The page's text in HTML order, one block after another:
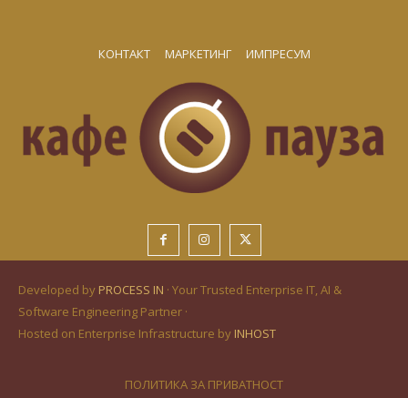
КОНТАКТ МАРКЕТИНГ ИМПРЕСУМ
Developed by PROCESS IN · Your Trusted Enterprise IT, AI &
Software Engineering Partner ·
Hosted on Enterprise Infrastructure by INHOST
ПОЛИТИКА ЗА ПРИВАТНОСТ